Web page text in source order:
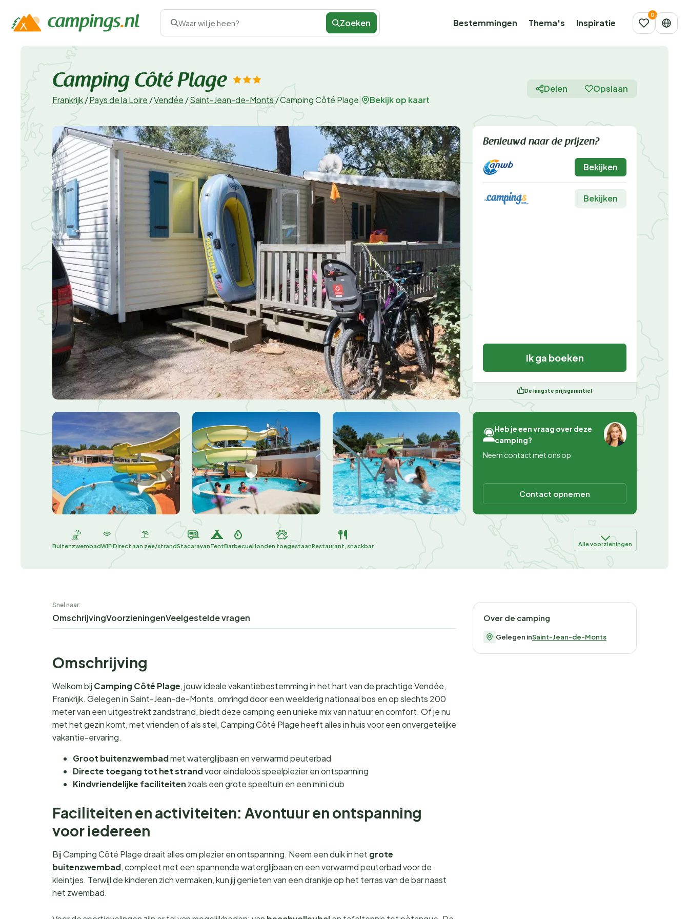
Waar wil je heen? Zoeken Bestemmingen Thema's Inspiratie
Camping Côté Plage
Frankrijk/Pays de la Loire /Vendée /Saint-Jean-de-Monts /Camping Côté Plage Bekijk op kaart
Delen Opslaan
Benieuwd naar de prijzen?
Bekijken
Bekijken
Ik ga boeken
De laagste prijsgarantie!
Heb je een vraag over deze
camping?
Neem contact met ons op
Contact opnemen
BuitenzwembadWIFIDirect aan zee/strandStacaravanTentBarbecueHonden toegestaanRestaurant, snackbar Alle voorzieningen
Snel naar:
OmschrijvingVoorzieningenVeelgestelde vragen
Omschrijving
Welkom bij Camping Côté Plage, jouw ideale vakantiebestemming in het hart van de prachtige Vendée,
Frankrijk. Gelegen in Saint-Jean-de-Monts, omringd door een weelderig nationaal bos en op slechts 200
meter van een uitgestrekt zandstrand, biedt deze camping een unieke mix van natuur en comfort. Of je nu
met het gezin komt, met vrienden of als stel, Camping Côté Plage heeft alles in huis voor een onvergetelijke
vakantie-ervaring.
Groot buitenzwembadmet waterglijbaan en verwarmd peuterbad
Directe toegang tot het strandvoor eindeloos speelplezier en ontspanning
Kindvriendelijke faciliteiten zoals een grote speeltuin en een mini club
Faciliteiten en activiteiten: Avontuur en ontspanning
voor iedereen
Bij Camping Côté Plage draait alles om plezier en ontspanning. Neem een duik in het grote
buitenzwembad, compleet met een spannende waterglijbaan en een verwarmd peuterbad voor de
kleintjes. Terwijl de kinderen zich vermaken, kun jij genieten van een drankje op het terras van de bar naast
het zwembad.
Over de camping
Gelegen inSaint-Jean-de-Monts